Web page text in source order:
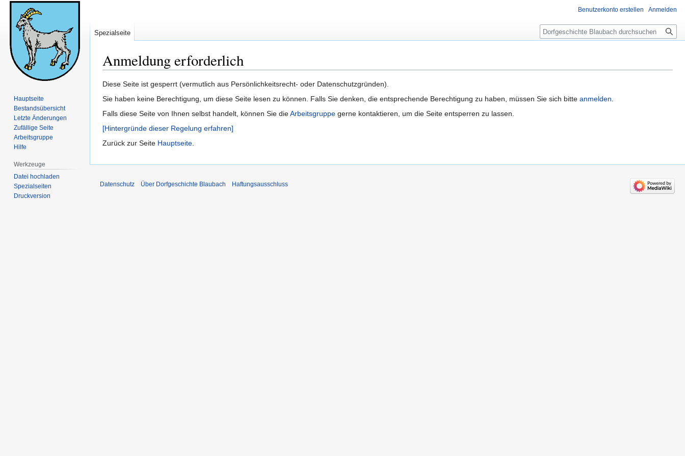
Anmeldung erforderlich
Zur
Navigation
Zur
Suche
Diese Seite ist gesperrt (vermutlich aus Persönlichkeitsrecht- oder Datenschutzgründen).
Sie haben keine Berechtigung, um diese Seite lesen zu können. Falls Sie denken, die entsprechende Berechtigung zu haben, müssen Sie sich bitte anmelden.
Falls diese Seite von Ihnen selbst handelt, können Sie dieArbeitsgruppe gerne kontaktieren, um die Seite entsperren zu lassen.
[Hintergründe dieser Regelung erfahren]
Zurück zur Seite Hauptseite.
Benutzerkonto erstellen Anmelden
Spezialseite Suche
Hauptseite
Bestandsübersicht
Letzte Änderungen
Zufällige Seite
Arbeitsgruppe
Hilfe
Werkzeuge
Datei hochladen
Spezialseiten
Druckversion
Datenschutz Über Dorfgeschichte Blaubach Haftungsausschluss